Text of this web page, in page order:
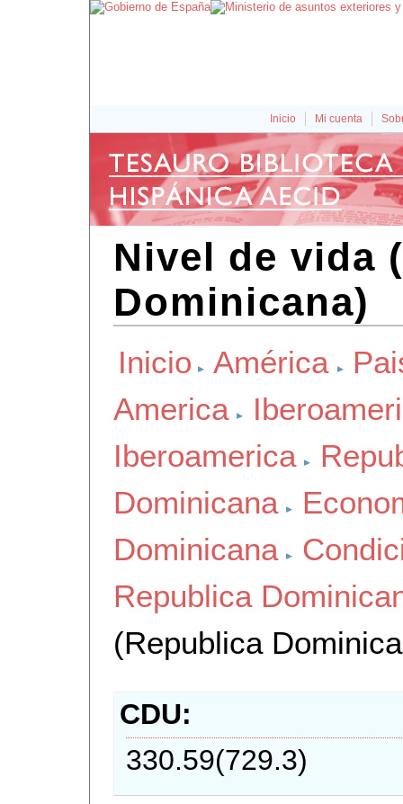
Inicio Mi cuenta
Nivel de vida
Dominicana)
Inicio América
America
Iberoamerica
Dominicana
Dominicana
Republica
(Republica
CDU
330.59(729.3)